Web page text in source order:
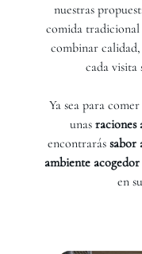
nuestras
comida tradicional
combinar
cada visita
Ya sea para
unas raciones
encontrarás sabor
ambiente acogedor
en